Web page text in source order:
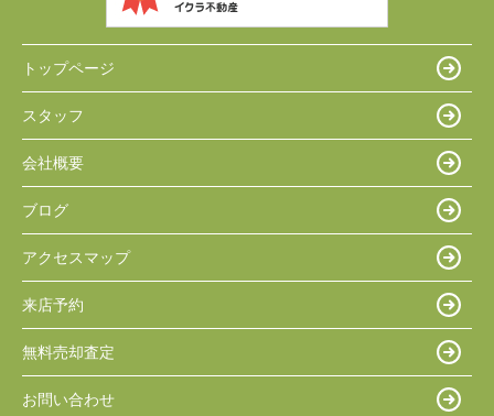
トップページ
スタッフ
会社概要
ブログ
アクセスマップ
来店予約
無料売却査定
お問い合わせ